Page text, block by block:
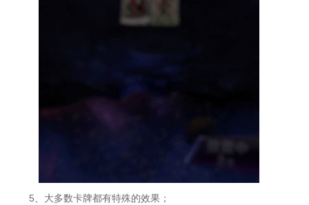
5、大多数卡牌都有特殊的效果；